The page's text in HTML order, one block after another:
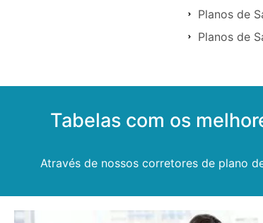
Planos de
Planos de
Tabelas com os
Através de nossos corretores de plano